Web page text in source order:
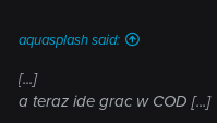
na twitch ta gra mm
~~90% nic nie mowia o
aquasplash said:
[...]
a teraz ide grac w COD [...]